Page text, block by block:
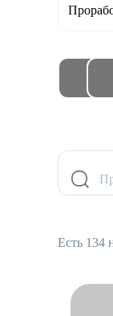
Есть 134